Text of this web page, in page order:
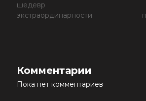
шедевр
экстраординарности
Комментарии
Пока нет комментариев